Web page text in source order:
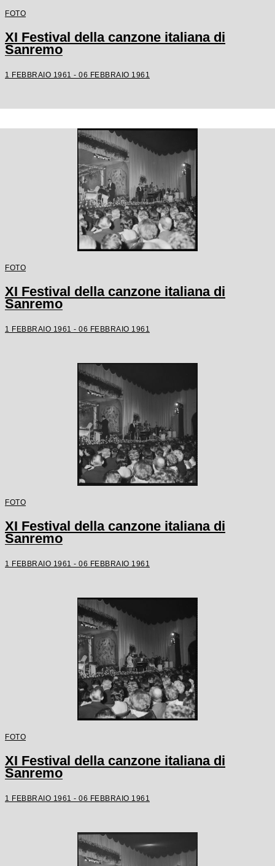
FOTO
XI Festival della canzone italiana di
Sanremo
1 FEBBRAIO 1961 - 06 FEBBRAIO 1961
FOTO
XI Festival della canzone italiana di
Sanremo
1 FEBBRAIO 1961 - 06 FEBBRAIO 1961
FOTO
XI Festival della canzone italiana di
Sanremo
1 FEBBRAIO 1961 - 06 FEBBRAIO 1961
FOTO
XI Festival della canzone italiana di
Sanremo
1 FEBBRAIO 1961 - 06 FEBBRAIO 1961